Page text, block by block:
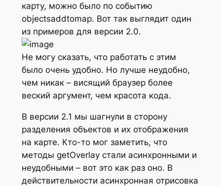
карту, можно было по событию
objectsaddtomap. Вот так выглядит один
из примеров для версии 2.0.
Не могу сказать, что работать с этим
было очень удобно. Но лучше неудобно,
чем никак – висящий браузер более
веский аргумент, чем красота кода.
В версии 2.1 мы шагнули в сторону
разделения объектов и их отображения
на карте. Кто-то мог заметить, что
методы getOverlay стали асинхронными и
неудобными – вот это как раз оно. В
действительности асинхронная отрисовка